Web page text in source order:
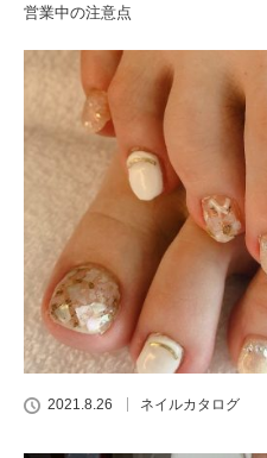
営業中の注意点
2021.8.26 ネイルカタログ